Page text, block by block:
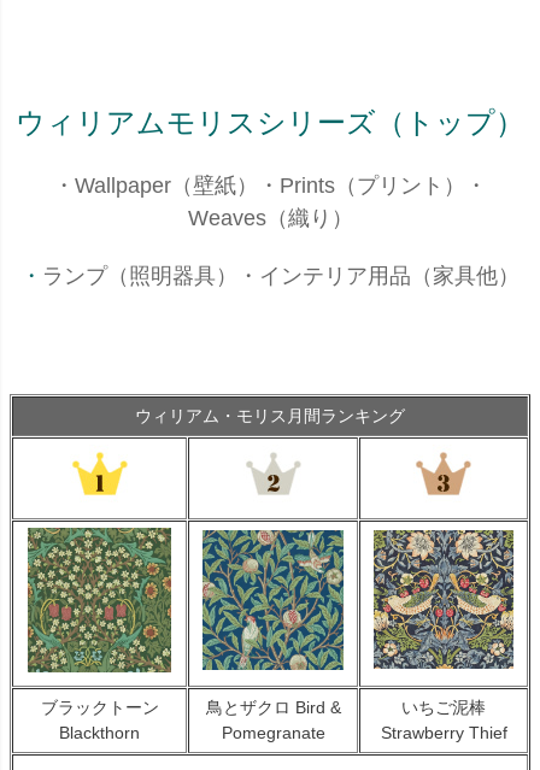
ウィリアムモリスシリーズ（トップ）
・ Wallpaper（壁紙） ・ Prints（プリント）
・
Weaves（織り）
・ ランプ（照明器具） ・ インテリア用品（家具他）
ウィリアム・モリス月間ランキング
ブラックトーン
Blackthorn
鳥とザクロ Bird &
Pomegranate
いちご泥棒
Strawberry Thief
キーワード